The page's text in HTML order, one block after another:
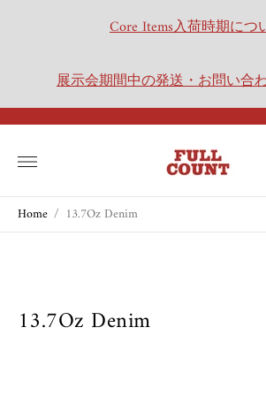
Core Items入荷時期につ
展示会期間中の発送・お問い合
Store
logo"
Home / 13.7Oz Denim
13.7Oz Denim